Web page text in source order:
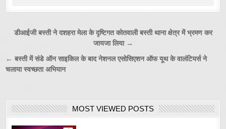
Post
navigation
डीआईजी बस्ती ने दशहरा मेला के दृष्टिगत कोतवाली बस्ती थाना क्षेत्र में भ्रमण कर
जायजा लिया →
← बस्ती में संडे ऑन साइकिल के बाद नेशनल एसोसिएशन ऑफ यूथ के वालंटियर्स ने
चलाया स्वच्छता अभियान
MOST VIEWED POSTS